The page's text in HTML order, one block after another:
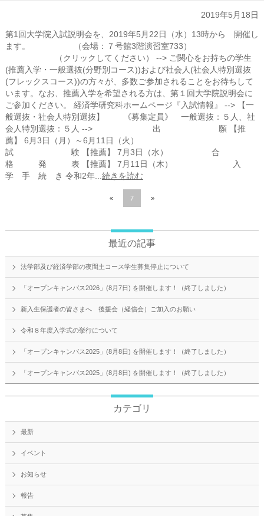
2019年5月18日
第1回大学院入試説明会を、2019年5月22日（水）13時から 開催し
ます。 （会場：７号館3階演習室733）
（クリックしてください） --> ご関心をお持ちの学生
(推薦入学・一般選抜(分野別コース))および社会人(社会人特別選抜
(フレックスコース))の方々が、多数ご参加されることをお待ちして
います。なお、推薦入学を希望される方は、第１回大学院説明会に
ご参加ください。 経済学研究科ホームページ『入試情報』 --> 【一
般選抜・社会人特別選抜】 《募集定員》 一般選抜：５人、社
会人特別選抜：５人 --> 出 願 【推
薦】 6月3日（月）～6月11日（火）
試 験 【推薦】 7月3日（水） 合
格 発 表 【推薦】 7月11日（木） 入
学 手 続 き 令和2年... 続きを読む
« 7 »
最近の記事
法学部及び経済学部の夜間主コース学生募集停止について
「オープンキャンパス2026」(8月7日) を開催します！（終了しました）
新入生保護者の皆さまへ 後援会（経信会）ご加入のお願い
令和８年度入学式の挙行について
「オープンキャンパス2025」(8月8日) を開催します！（終了しました）
「オープンキャンパス2025」(8月8日) を開催します！（終了しました）
カテゴリ
最新
イベント
お知らせ
報告